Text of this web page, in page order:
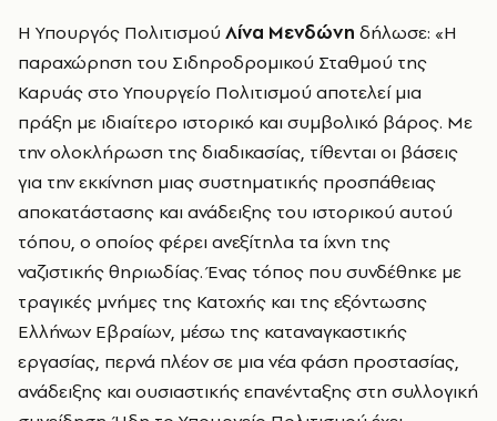
Η Υπουργός Πολιτισμού Λίνα Μενδώνη δήλωσε: «Η
παραχώρηση του Σιδηροδρομικού Σταθμού της
Καρυάς στο Υπουργείο Πολιτισμού αποτελεί μια
πράξη με ιδιαίτερο ιστορικό και συμβολικό βάρος. Με
την ολοκλήρωση της διαδικασίας, τίθενται οι βάσεις
για την εκκίνηση μιας συστηματικής προσπάθειας
αποκατάστασης και ανάδειξης του ιστορικού αυτού
τόπου, ο οποίος φέρει ανεξίτηλα τα ίχνη της
ναζιστικής θηριωδίας. Ένας τόπος που συνδέθηκε με
τραγικές μνήμες της Κατοχής και της εξόντωσης
Ελλήνων Εβραίων, μέσω της καταναγκαστικής
εργασίας, περνά πλέον σε μια νέα φάση προστασίας,
ανάδειξης και ουσιαστικής επανένταξης στη συλλογική